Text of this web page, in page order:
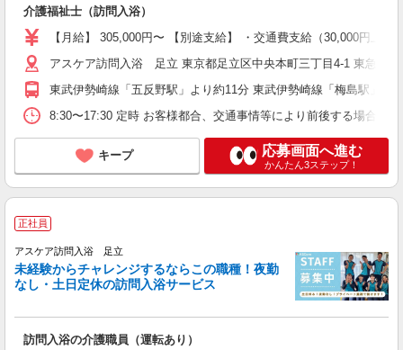
介護福祉士（訪問入浴）
【月給】 305,000円〜 【別途支給】 ・交通費支給（30,000円上
アスケア訪問入浴 足立 東京都足立区中央本町三丁目4-1 東急ドエ
東武伊勢崎線「五反野駅」より約11分 東武伊勢崎線「梅島駅」よ
8:30〜17:30 定時 お客様都合、交通事情等により前後する場合あ
キープ 応募画面へ進む
かんたん3ステップ！
正社員
アスケア訪問入浴 足立
未経験からチャレンジするならこの職種！夜勤
なし・土日定休の訪問入浴サービス
訪問入浴の介護職員（運転あり）